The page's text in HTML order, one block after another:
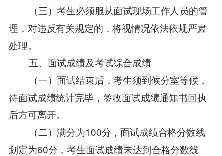
（三）考生必须服从面试现场工作人员的管
理，对违反有关规定的，将视情况依法依规严肃
处理。
五、面试成绩及考试综合成绩
（一）面试结束后，考生须到候分室等候，
待面试成绩统计完毕，签收面试成绩通知书回执
后方可离开。
（二）满分为100分，面试成绩合格分数线
划定为60分，考生面试成绩未达到合格分数线